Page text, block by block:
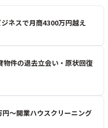
ネスで月商4300万円越え
件の退去立会い・原状回復
～開業ハウスクリーニング